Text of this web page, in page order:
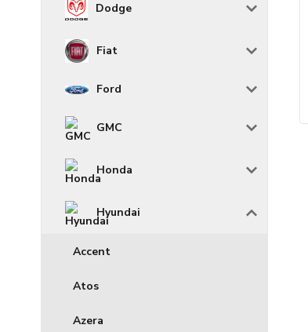
Dodge
Fiat
Ford
GMC
Honda
Hyundai
Accent
Atos
Azera